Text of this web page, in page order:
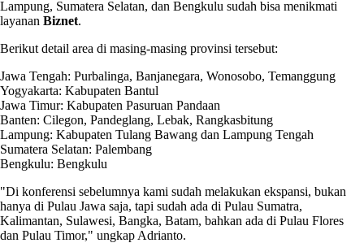
Lampung, Sumatera Selatan, dan Bengkulu sudah bisa menikmati
layanan Biznet.
Berikut detail area di masing-masing provinsi tersebut:
Jawa Tengah: Purbalinga, Banjanegara, Wonosobo, Temanggung
Yogyakarta: Kabupaten Bantul
Jawa Timur: Kabupaten Pasuruan Pandaan
Banten: Cilegon, Pandeglang, Lebak, Rangkasbitung
Lampung: Kabupaten Tulang Bawang dan Lampung Tengah
Sumatera Selatan: Palembang
Bengkulu: Bengkulu
"Di konferensi sebelumnya kami sudah melakukan ekspansi, bukan
hanya di Pulau Jawa saja, tapi sudah ada di Pulau Sumatra,
Kalimantan, Sulawesi, Bangka, Batam, bahkan ada di Pulau Flores
dan Pulau Timor," ungkap Adrianto.